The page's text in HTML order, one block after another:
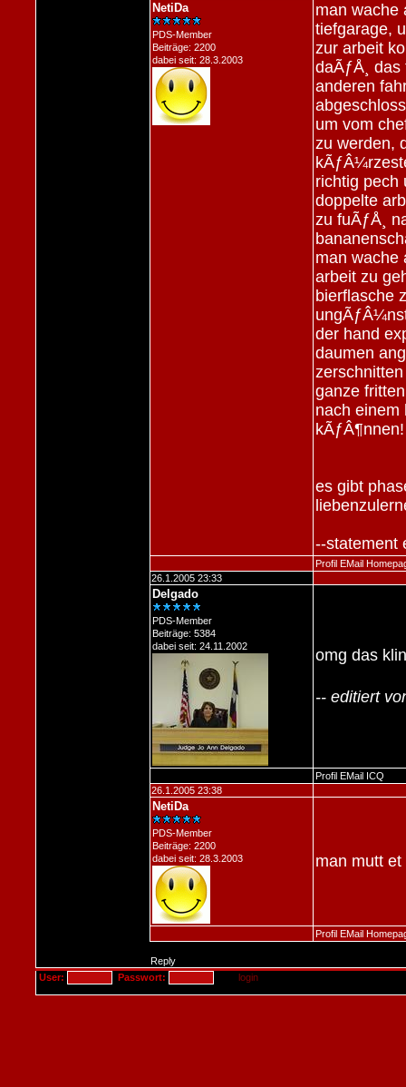
NetiDa
PDS-Member
Beiträge: 2200
dabei seit: 28.3.2003
man wache
tiefgarage,
zur arbeit
daÃƒÅ¸
anderen
um vom
zu werden,
richtig pech
doppelte
zu fuÃƒÅ¸
man wache
arbeit zu
bierflasche
der hand
daumen
ganze
nach einem
kÃƒÂ¶nnen!
es gibt
--statement
Profil EMail
26.1.2005 23:33
Delgado
PDS-Member
Beiträge: 5384
dabei seit: 24.11.2002
omg das
-- editiert
Profil EMail ICQ
26.1.2005 23:38
NetiDa
PDS-Member
Beiträge: 2200
dabei seit: 28.3.2003
man mutt
Profil EMail
Reply
User:
Passwort: